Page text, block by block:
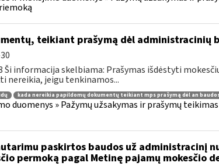
teikiant prašymą dėl administracinių
Ši informacija skelbiama: Prašymas išdėstyti
nereikia, jeigu tenkinamos...
kada nereikia papildomų dokumentų teikiant mps prašymą dėl an
duomenys » Pažymų užsakymas ir prašymų
paskirtos baudos už administracinį
permoką pagal Metinę pajamų mokesčio